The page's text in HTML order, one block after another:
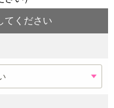
てください